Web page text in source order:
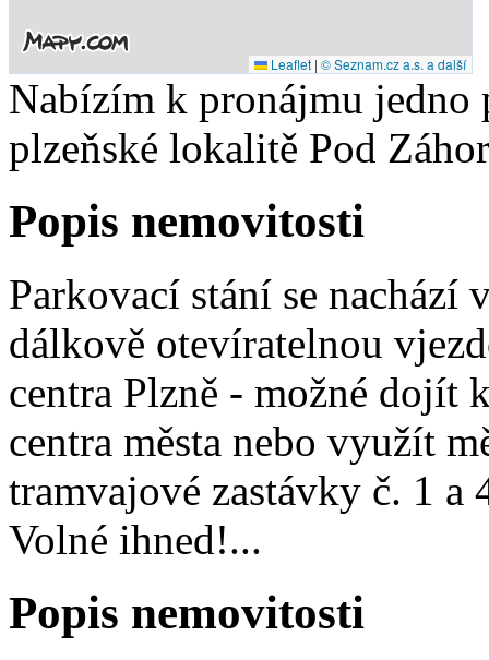
Leaflet | © Seznam.cz a.s. a další
Nabízím k pronájmu jedno
plzeňské lokalitě Pod
Popis nemovitosti
Parkovací stání se nachází
dálkově otevíratelnou
centra Plzně - možné dojít
centra města nebo využít
tramvajové zastávky č. 1 a
Volné ihned!...
Popis nemovitosti